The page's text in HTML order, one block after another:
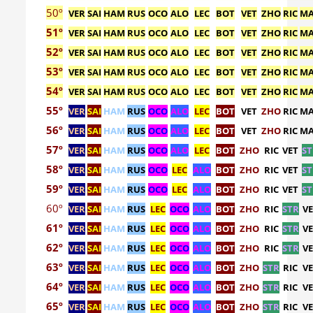
50º VERSAI HAM RUS OCO ALO LEC BOT VET ZHO RIC
51º VERSAI HAM RUS OCO ALO LEC BOT VET ZHO RIC
52º VERSAI HAM RUS OCO ALO LEC BOT VET ZHO RIC
53º VERSAI HAM RUS OCO ALO LEC BOT VET ZHO RIC
54º VERSAI HAM RUS OCO ALO LEC BOT VET ZHO RIC
55º VERSAI HAM RUS OCO ALO LEC BOT VET ZHO RIC
56º VERSAI HAM RUS OCO ALO LEC BOT VET ZHO RIC
57º VERSAI HAM RUS OCO ALO LEC BOT ZHO RIC VET
58º VERSAI HAM RUS OCO LEC ALO BOT ZHO RIC VET
59º VERSAI HAM RUS OCO LEC ALO BOT ZHO RIC VET
60º VERSAI HAM RUS LEC OCO ALO BOT ZHO RIC STR
61º VERSAI HAM RUS LEC OCO ALO BOT ZHO RIC STR
62º VERSAI HAM RUS LEC OCO ALO BOT ZHO RIC STR
63º VERSAI HAM RUS LEC OCO ALO BOT ZHO STR RIC
64º VERSAI HAM RUS LEC OCO ALO BOT ZHO STR RIC
65º VERSAI HAM RUS LEC OCO ALO BOT ZHO STR RIC